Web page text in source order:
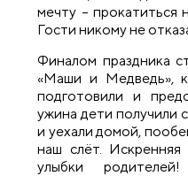
мечту – прокатиться
Гости никому не
Финалом праздника
«Маши и Медведь»,
подготовили и
ужина дети получили
и уехали домой,
наш слёт. Искренняя
улыбки